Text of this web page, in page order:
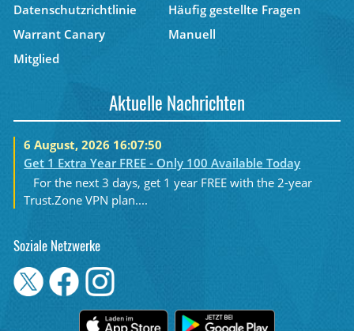
Datenschutzrichtlinie
Häufig gestellte Fragen
Warrant Canary
Manuell
Mitglied
Aktuelle Nachrichten
6 August, 2026 16:07:50
Get 1 Extra Year FREE - Only 100 Available Today
For the next 3 days, get 1 year FREE with the 2-year
Trust.Zone VPN plan....
Soziale Netzwerke